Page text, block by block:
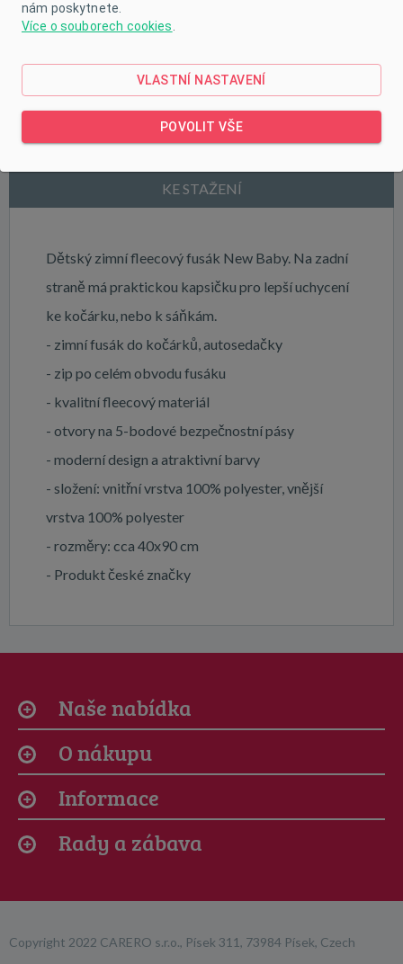
POPIS PRODUKTU
PARAMETRY
KE STAŽENÍ
Dětský zimní fleecový fusák New Baby. Na zadní
straně má praktickou kapsičku pro lepší uchycení
ke kočárku, nebo k sáňkám.
- zimní fusák do kočárků, autosedačky
- zip po celém obvodu fusáku
- kvalitní fleecový materiál
- otvory na 5-bodové bezpečnostní pásy
- moderní design a atraktivní barvy
- složení: vnitřní vrstva 100% polyester, vnější
vrstva 100% polyester
- rozměry: cca 40x90 cm
- Produkt české značky
Naše nabídka
O nákupu
Informace
Rady a zábava
Copyright 2022 CARERO s.r.o., Písek 311, 73984 Písek, Czech
nám poskytnete.
Více o souborech cookies
VLASTNÍ NASTAVENÍ
POVOLIT VŠE